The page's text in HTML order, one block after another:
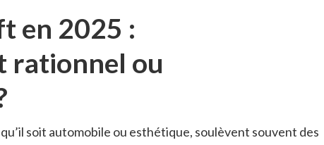
en 2025 :
rationnel ou
qu’il soit automobile ou esthétique, soulèvent souvent des